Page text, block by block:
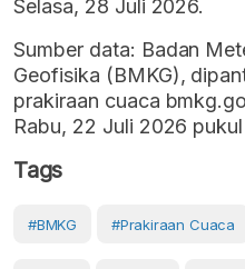
Selasa, 28 Juli 2026.
Sumber data: Badan
Geofisika (BMKG),
prakiraan cuaca
Rabu, 22 Juli 2026
Tags
#BMKG #prakiraan Cuaca